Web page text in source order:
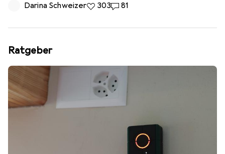
Darina Schweizer303 Likes
30381 Kommentare
81
Ratgeber